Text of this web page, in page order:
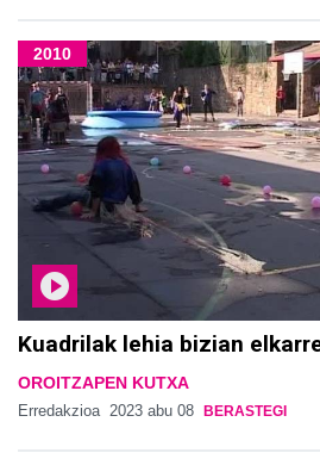
2010
Kuadrilak lehia bizian
OROITZAPEN KUTXA
Erredakzioa 2023 abu 08 BERASTEGI